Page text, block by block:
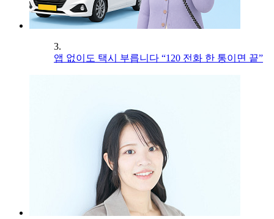
3.
앱 없이도 택시 부릅니다 “120 전화 한 통이면 끝”